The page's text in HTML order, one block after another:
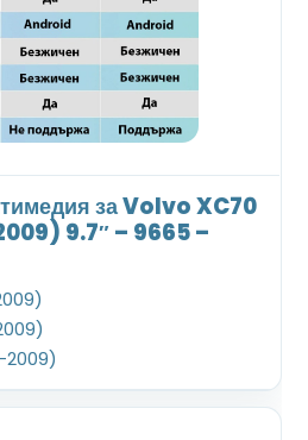
за Volvo XC70
9.7″ – 9665 –